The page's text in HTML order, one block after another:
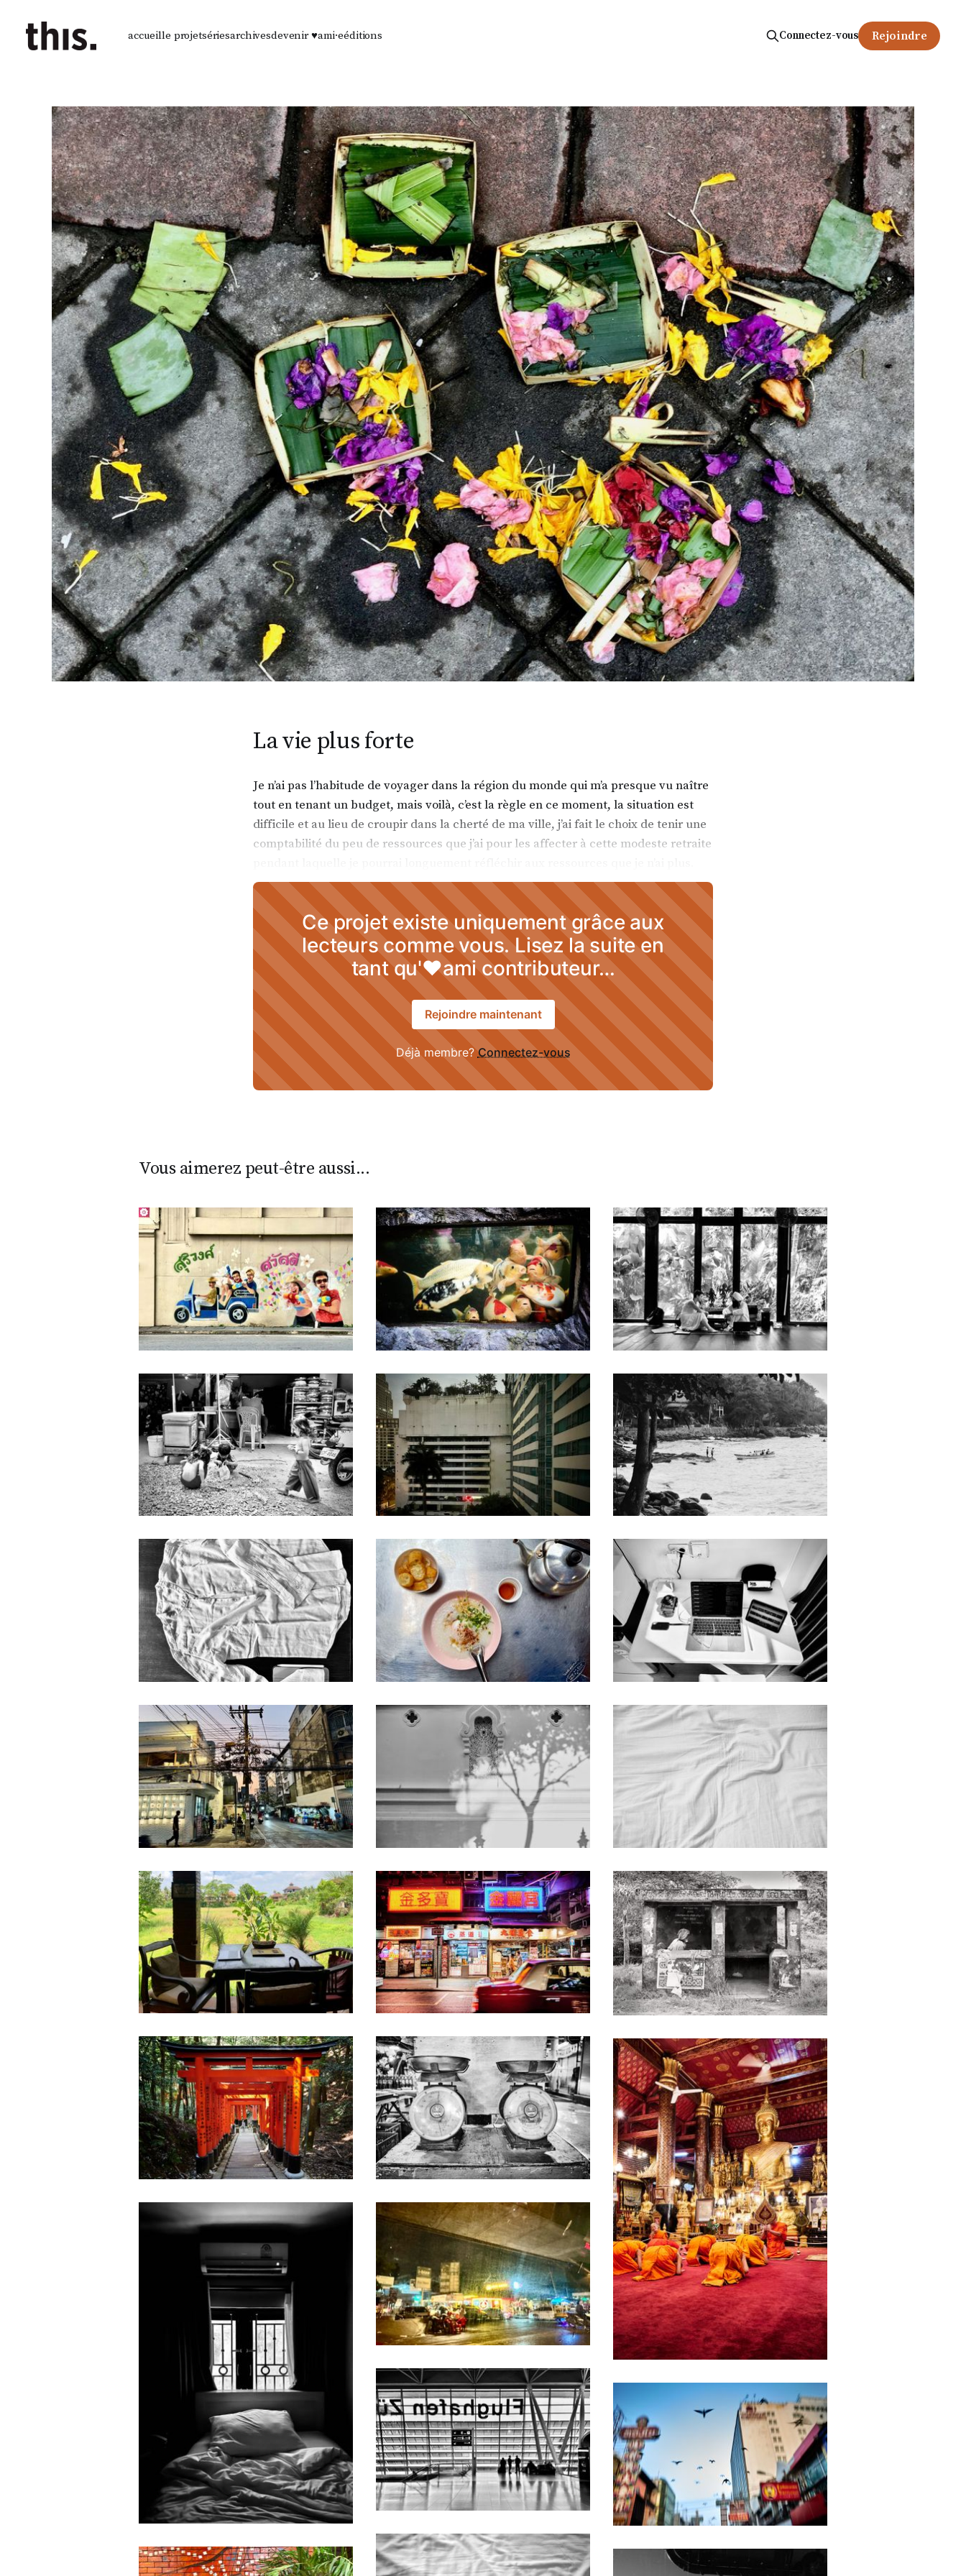
accueille projetsériesarchivesdevenir ♥ami·eéditions Connectez-vous Rejoindre
La vie plus forte
Je n’ai pas l’habitude de voyager dans la région du monde qui m’a presque vu naître
tout en tenant un budget, mais voilà, c’est la règle en ce moment, la situation est
difficile et au lieu de croupir dans la cherté de ma ville, j’ai fait le choix de tenir une
comptabilité du peu de ressources que j’ai pour les affecter à cette modeste retraite
Ce projet existe uniquement grâce aux
lecteurs comme vous. Lisez la suite en
tant qu'♥ami contributeur…
Rejoindre maintenant
Déjà membre?Connectez-vous
Vous aimerez peut-être aussi...